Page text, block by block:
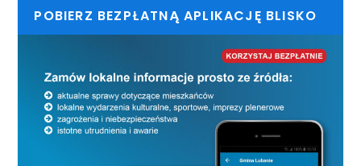
POBIERZ BEZPŁATNĄ APLIKACJĘ BLISKO